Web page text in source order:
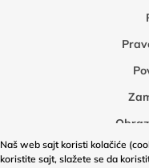
Naš web sajt koristi kolačiće
koristite sajt, slažete se da